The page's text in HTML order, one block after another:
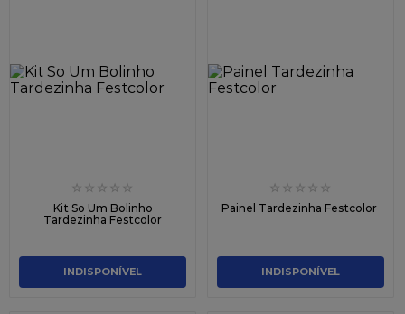
☆ ☆ ☆ ☆ ☆
Kit So Um Bolinho
Tardezinha Festcolor
INDISPONÍVEL
☆ ☆ ☆ ☆ ☆
Painel Tardezinha Festcolor
INDISPONÍVEL